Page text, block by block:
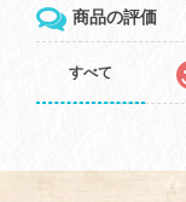
商品の評価
すべて